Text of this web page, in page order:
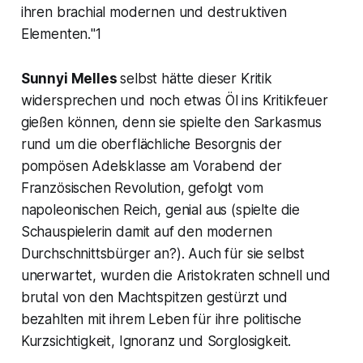
ihren brachial modernen und destruktiven
Elementen."1
Sunnyi Mellesselbst hätte dieser Kritik
widersprechen und noch etwas Öl ins Kritikfeuer
gießen können, denn sie spielte den Sarkasmus
rund um die oberflächliche Besorgnis der
pompösen Adelsklasse am Vorabend der
Französischen Revolution, gefolgt vom
napoleonischen Reich, genial aus (spielte die
Schauspielerin damit auf den modernen
Durchschnittsbürger an?). Auch für sie selbst
unerwartet, wurden die Aristokraten schnell und
brutal von den Machtspitzen gestürzt und
bezahlten mit ihrem Leben für ihre politische
Kurzsichtigkeit, Ignoranz und Sorglosigkeit.